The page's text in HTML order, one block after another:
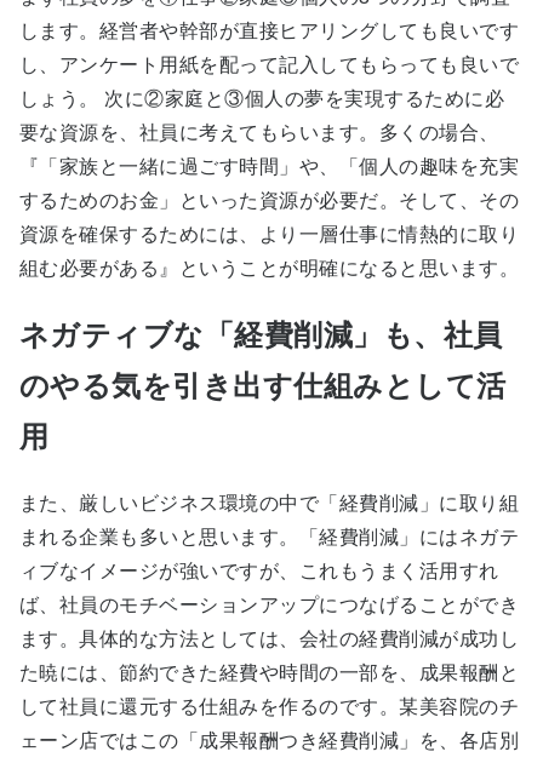
します。経営者や幹部が直接ヒアリングしても良いです
し、アンケート用紙を配って記入してもらっても良いで
しょう。 次に②家庭と③個人の夢を実現するために必
要な資源を、社員に考えてもらいます。多くの場合、
『「家族と一緒に過ごす時間」や、「個人の趣味を充実
するためのお金」といった資源が必要だ。そして、その
資源を確保するためには、より一層仕事に情熱的に取り
組む必要がある』ということが明確になると思います。
ネガティブな「経費削減」も、社員
のやる気を引き出す仕組みとして活
用
また、厳しいビジネス環境の中で「経費削減」に取り組
まれる企業も多いと思います。「経費削減」にはネガテ
ィブなイメージが強いですが、これもうまく活用すれ
ば、社員のモチベーションアップにつなげることができ
ます。具体的な方法としては、会社の経費削減が成功し
た暁には、節約できた経費や時間の一部を、成果報酬と
して社員に還元する仕組みを作るのです。某美容院のチ
ェーン店ではこの「成果報酬つき経費削減」を、各店別